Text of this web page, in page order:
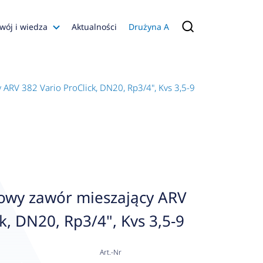
i wiedza
Konfiguratory
Aktualności Drużyna A
382 Vario ProClick, DN20, Rp3/4", Kvs 3,5-9
zawór mieszający ARV
DN20, Rp3/4", Kvs 3,5-9
Art.-Nr